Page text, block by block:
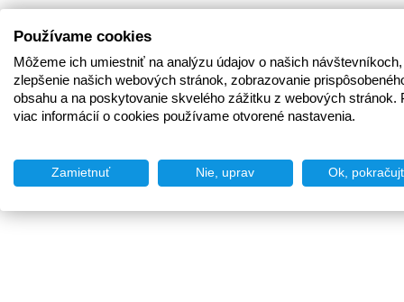
Používame cookies
Môžeme ich umiestniť na analýzu údajov o našich
zlepšenie našich webových stránok, zobrazovanie
obsahu a na poskytovanie skvelého zážitku z webových stránok.
viac informácií o cookies používame otvorené nastavenia.
Zamietnuť Nie, uprav Ok,